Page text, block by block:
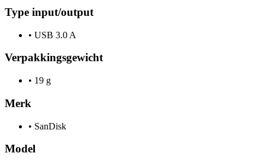
Type input/output
• USB 3.0 A
Verpakkingsgewicht
• 19 g
Merk
• SanDisk
Model